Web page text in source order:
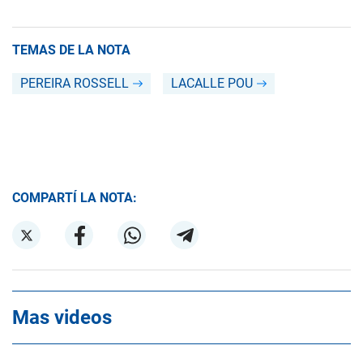
TEMAS DE LA NOTA
PEREIRA ROSSELL LACALLE POU
COMPARTÍ LA NOTA:
Mas videos